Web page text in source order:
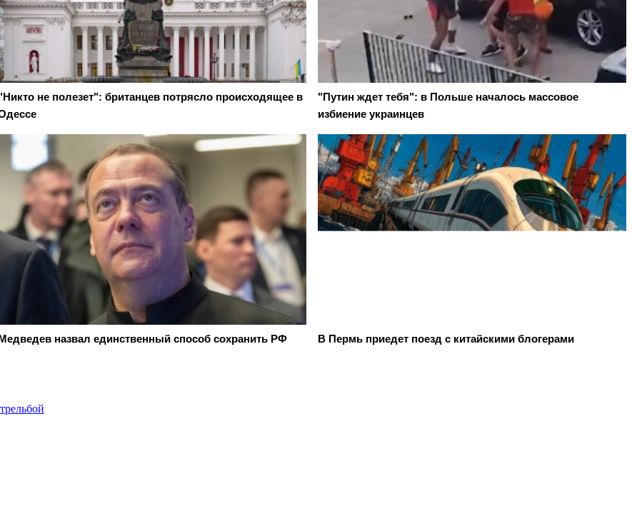
не полезет": британцев потрясло происходящее в
"Путин ждет тебя": в Польше началось массовое
избиение украинцев
назвал единственный способ сохранить РФ
В Пермь приедет поезд с китайскими блогерами